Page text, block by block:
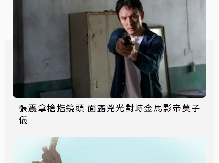
張震拿槍指鏡頭 面露兇光對峙金馬影帝莫子
儀